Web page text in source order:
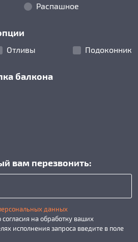
Распашное
Отливы Подоконник
балкона
вам перезвонить:
данных
на обработку ваших
исполнения запроса введите в поле